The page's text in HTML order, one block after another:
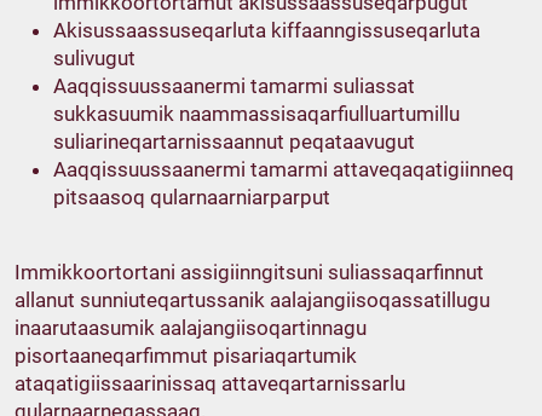
Akisussaassuseqarluta kiffaanngissuseqarluta
sulivugut
Aaqqissuussaanermi tamarmi suliassat
sukkasuumik naammassisaqarfiulluartumillu
suliarineqartarnissaannut peqataavugut
Aaqqissuussaanermi tamarmi attaveqaqatigiinneq
pitsaasoq qularnaarniarparput
Immikkoortortani assigiinngitsuni suliassaqarfinnut
allanut sunniuteqartussanik aalajangiisoqassatillugu
inaarutaasumik aalajangiisoqartinnagu
pisortaaneqarfimmut pisariaqartumik
ataqatigiissaarinissaq attaveqartarnissarlu
qularnaarneqassaaq.